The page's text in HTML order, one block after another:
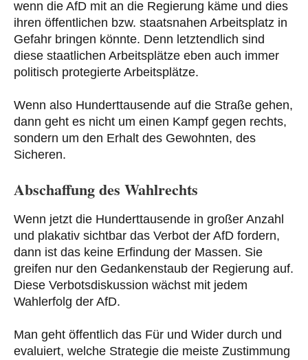
wenn die AfD mit an die Regierung käme und dies
ihren öffentlichen bzw. staatsnahen Arbeitsplatz in
Gefahr bringen könnte. Denn letztendlich sind
diese staatlichen Arbeitsplätze eben auch immer
politisch protegierte Arbeitsplätze.
Wenn also Hunderttausende auf die Straße gehen,
dann geht es nicht um einen Kampf gegen rechts,
sondern um den Erhalt des Gewohnten, des
Sicheren.
Abschaffung des Wahlrechts
Wenn jetzt die Hunderttausende in großer Anzahl
und plakativ sichtbar das Verbot der AfD fordern,
dann ist das keine Erfindung der Massen. Sie
greifen nur den Gedankenstaub der Regierung auf.
Diese Verbotsdiskussion wächst mit jedem
Wahlerfolg der AfD.
Man geht öffentlich das Für und Wider durch und
evaluiert, welche Strategie die meiste Zustimmung